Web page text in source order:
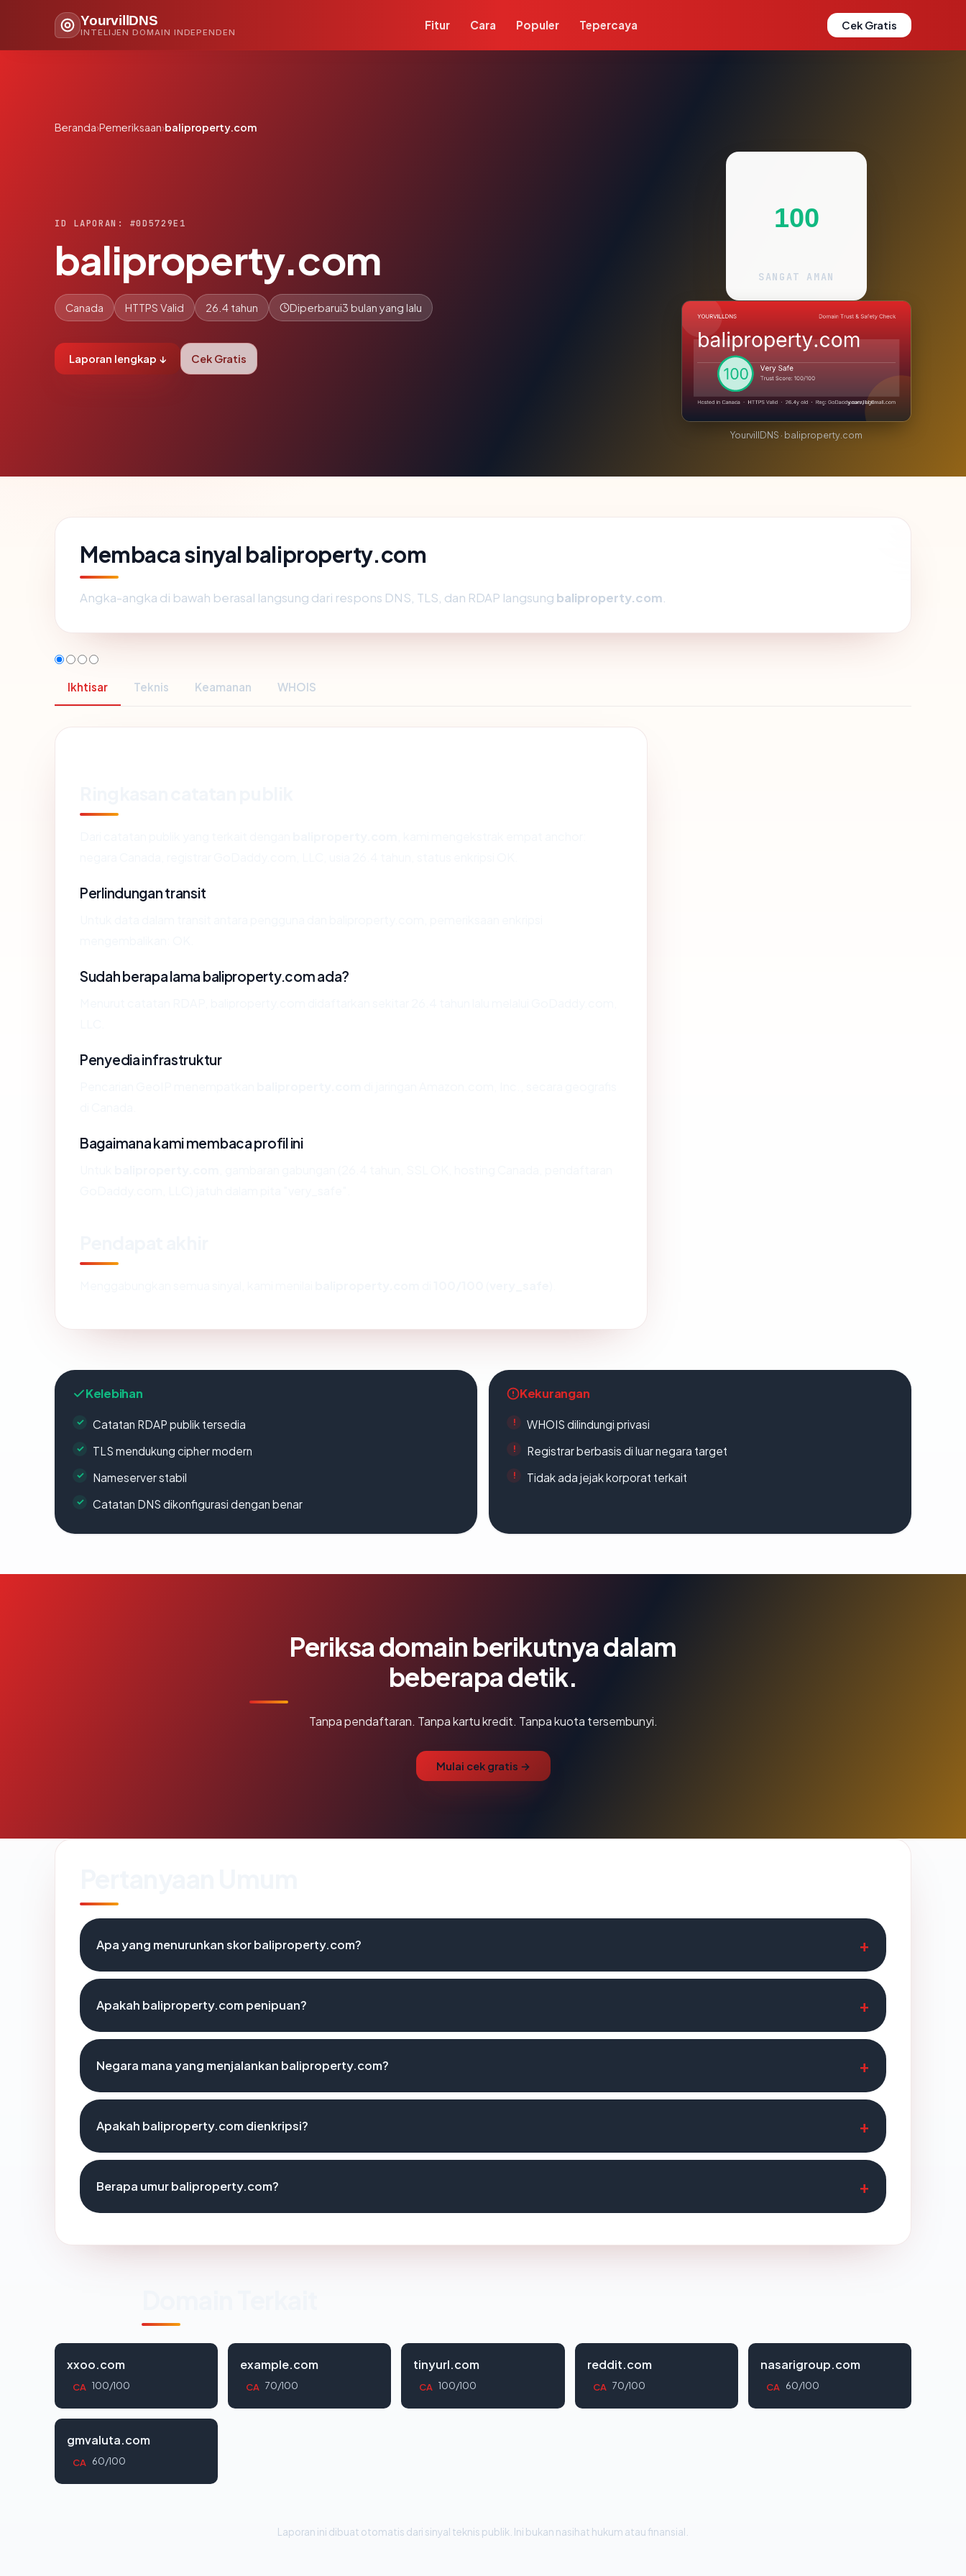
YourvillDNS
INTELIJEN DOMAIN INDEPENDEN
Fitur Cara Populer Tepercaya Cek Gratis
Beranda›Pemeriksaan›baliproperty.com
ID LAPORAN: #0D5729E1
baliproperty.com
Canada HTTPS Valid 26.4 tahun Diperbarui3 bulan yang lalu
Laporan lengkap ↓ Cek Gratis
100
SANGAT AMAN
YourvillDNS · baliproperty.com
Membaca sinyal baliproperty.com
Angka-angka di bawah berasal langsung dari respons DNS, TLS, dan RDAP langsung baliproperty.com
Ikhtisar Teknis Keamanan WHOIS
Perlindungan transit
Sudah berapa lama baliproperty.com ada?
Penyedia infrastruktur
Bagaimana kami membaca profil ini
Kelebihan
Catatan RDAP publik tersedia
TLS mendukung cipher modern
Nameserver stabil
Catatan DNS dikonfigurasi dengan benar
Kekurangan
WHOIS dilindungi privasi
Registrar berbasis di luar negara target
Tidak ada jejak korporat terkait
Periksa domain berikutnya dalam
beberapa detik.
Tanpa pendaftaran. Tanpa kartu kredit. Tanpa kuota tersembunyi.
Mulai cek gratis →
Apa yang menurunkan skor baliproperty.com?
Apakah baliproperty.com penipuan?
Negara mana yang menjalankan baliproperty.com?
Apakah baliproperty.com dienkripsi?
Berapa umur baliproperty.com?
xxoo.com
CA 100/100
example.com
CA 70/100
tinyurl.com
CA 100/100
reddit.com
CA 70/100
nasarigroup.com
CA 60/100
gmvaluta.com
CA 60/100
Laporan ini dibuat otomatis dari sinyal teknis publik. Ini bukan nasihat hukum atau finansial.